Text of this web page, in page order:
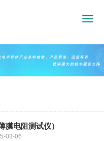
膜电阻测试仪）
03-06